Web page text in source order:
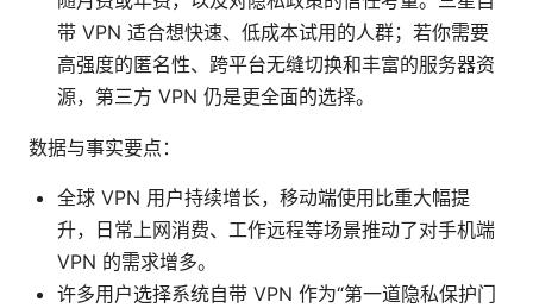
带 VPN 适合想快速、低成本试用的人群；若你需要
高强度的匿名性、跨平台无缝切换和丰富的服务器资
源，第三方 VPN 仍是更全面的选择。
数据与事实要点：
全球 VPN 用户持续增长，移动端使用比重大幅提
升，日常上网消费、工作远程等场景推动了对手机端
VPN 的需求增多。
许多用户选择系统自带 VPN 作为“第一道隐私保护门